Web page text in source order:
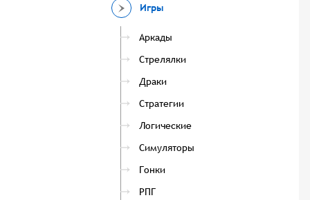
Игры
Аркады
Стрелялки
Драки
Стратегии
Логические
Симуляторы
Гонки
РПГ